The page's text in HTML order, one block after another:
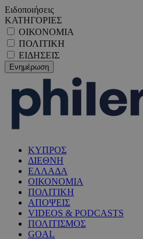
Ειδοποιήσεις
ΚΑΤΗΓΟΡΙΕΣ
ΟΙΚΟΝΟΜΙΑ
ΠΟΛΙΤΙΚΗ
ΕΙΔΗΣΕΙΣ
ΚΥΠΡΟΣ
ΔΙΕΘΝΗ
ΕΛΛΑΔΑ
ΟΙΚΟΝΟΜΙΑ
ΠΟΛΙΤΙΚΗ
ΑΠΟΨΕΙΣ
VIDEOS & PODCASTS
ΠΟΛΙΤΙΣΜΟΣ
GOAL